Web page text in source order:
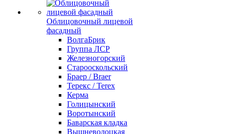
Облицовочный лицевой
фасадный
ВолгаБрик
Группа ЛСР
Железногорский
Старооскольский
Браер / Braer
Терекс / Terex
Керма
Голицынский
Воротынский
Баварская кладка
Вышневолоцкая